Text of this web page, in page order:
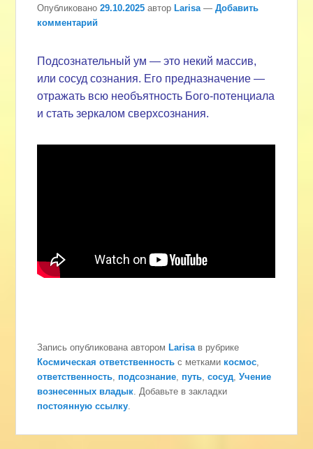
Опубликовано29.10.2025 авторLarisa —Добавить
комментарий
Подсознательный ум — это некий массив,
или сосуд сознания. Его предназначение —
отражать всю необъятность Бого-потенциала
и стать зеркалом сверхсознания.
Запись опубликована автором Larisa в рубрике
Космическая ответственность с метками космос
ответственность подсознание путь ,сосуд ,Учение
вознесенных владык . Добавьте в закладки
постоянную ссылку